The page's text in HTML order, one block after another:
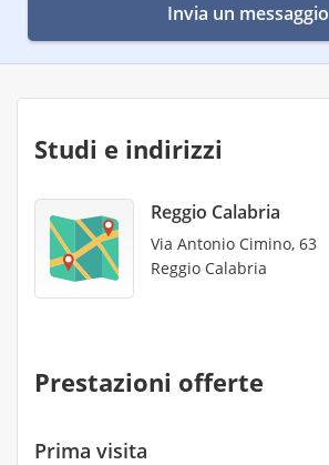
Invia un messaggio
Studi e indirizzi
Reggio Calabria
Via Antonio Cimino, 63
Reggio Calabria
Prestazioni offerte
Prima visita